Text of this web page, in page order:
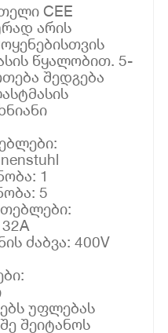
CEE
არის
წყალობით. 5-
შედგება
1
5
ძაბვა: 400V
უფლებას
შეიტანოს